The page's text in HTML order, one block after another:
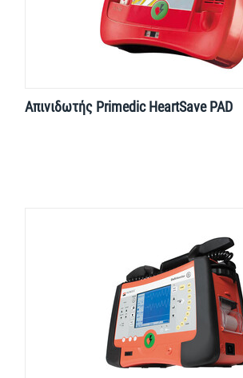
Απινιδωτής Primedic HeartSave PAD